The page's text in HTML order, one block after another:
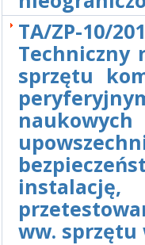
TA/ZP-
Techniczny
sprzętu
ww. sprzętu